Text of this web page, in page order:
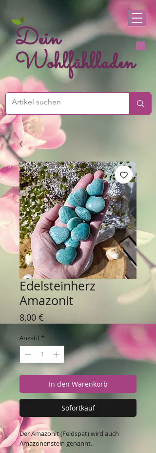
Dein
Wohlfühlladen
Edelsteinherz
Amazonit
8,00 €
Anzahl *
In den Warenkorb
Sofortkauf
Der Amazonit (Feldspat) wird auch
Amazonenstein genannt.